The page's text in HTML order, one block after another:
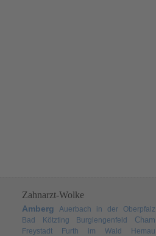
Zahnarzt-Wolke
Amberg
Auerbach in der Oberpfalz
Bad Kötzting
Burglengenfeld Cham
Freystadt Furth im Wald
Hemau